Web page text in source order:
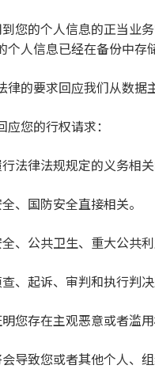
您的个人信息的正当业
人信息已经在备份中存
的要求回应我们从数据
您的行权请求：
法律法规规定的义务相关
、国防安全直接相关。
、公共卫生、重大公共利
、起诉、审判和执行判决
您存在主观恶意或者滥用
导致您或者其他个人、